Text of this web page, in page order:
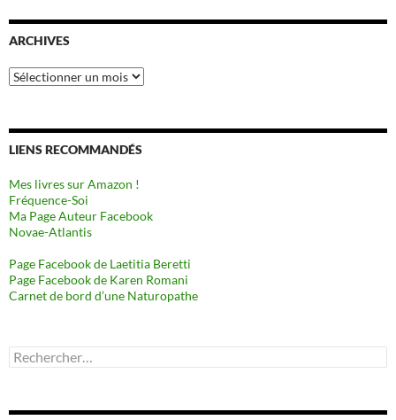
ARCHIVES
Archives
LIENS RECOMMANDÉS
Mes livres sur Amazon !
Fréquence-Soi
Ma Page Auteur Facebook
Novae-Atlantis
Page Facebook de Laetitia Beretti
Page Facebook de Karen Romani
Carnet de bord d’une Naturopathe
Rechercher :